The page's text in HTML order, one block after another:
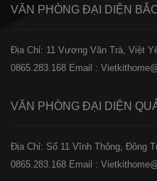
VĂN PHÒNG ĐẠI DIỆN
Địa Chỉ: 11 Vương Văn Trà, Việt
0865.283.168 Email :
VĂN PHÒNG ĐẠI DIỆN
Địa Chỉ: Số 11 Vĩnh Thông, Đông
0865.283.168 Email :